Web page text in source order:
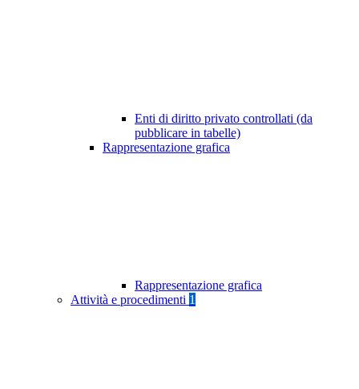
Enti di diritto privato controllati (da
pubblicare in tabelle)
Rappresentazione grafica
Rappresentazione grafica
Attività e procedimenti 1